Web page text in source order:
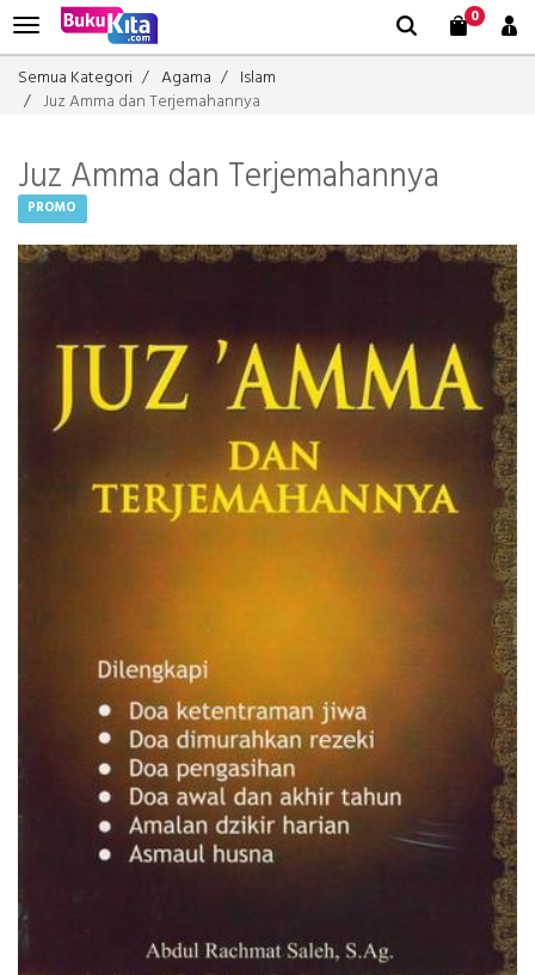
0
Semua Kategori Agama
Islam
Juz Amma dan Terjemahannya
Juz Amma dan Terjemahannya
PROMO